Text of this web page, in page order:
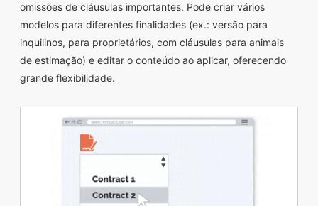
omissões de cláusulas importantes. Pode criar vários
modelos para diferentes finalidades (ex.: versão para
inquilinos, para proprietários, com cláusulas para animais
de estimação) e editar o conteúdo ao aplicar, oferecendo
grande flexibilidade.